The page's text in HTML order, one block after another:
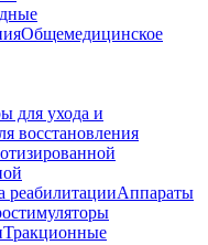
Общемедицинское
для ухода и
восстановления
реабилитацииАппараты
Тракционные